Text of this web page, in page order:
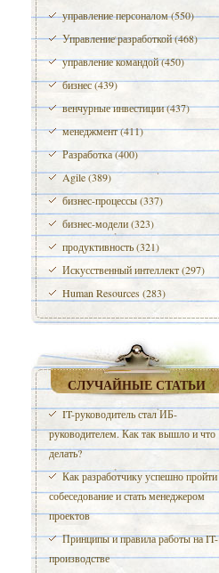
управление персоналом (550)
Управление разработкой (468)
управление командой (450)
бизнес (439)
венчурные инвестиции (437)
менеджмент (411)
Разработка (400)
Agile (389)
бизнес-процессы (337)
бизнес-модели (323)
продуктивность (321)
Искусственный интеллект (297)
Human Resources (283)
СЛУЧАЙНЫЕ СТАТЬИ
IT-руководитель стал ИБ-
руководителем. Как так вышло и что
делать?
Как разработчику успешно пройти
собеседование и стать менеджером
проектов
Принципы и правила работы на IT-
производстве